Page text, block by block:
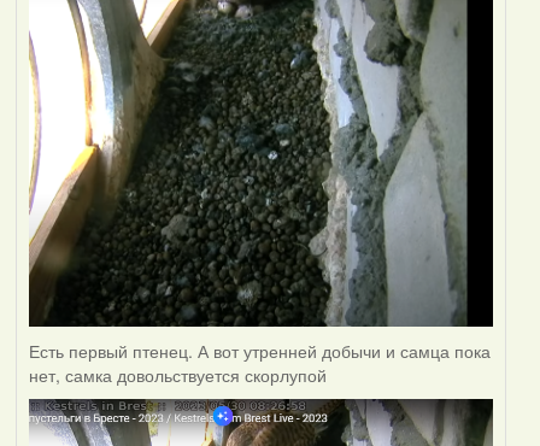
Есть первый птенец. А вот утренней добычи и самца пока
нет, самка довольствуется скорлупой